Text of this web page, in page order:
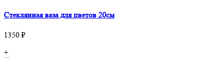
Стеклянная ваза для цветов 20см
1350 ₽
+